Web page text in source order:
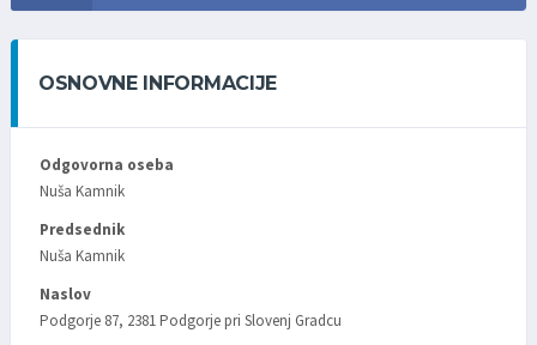
OSNOVNE INFORMACIJE
Odgovorna oseba
Nuša Kamnik
Predsednik
Nuša Kamnik
Naslov
Podgorje 87, 2381 Podgorje pri Slovenj Gradcu